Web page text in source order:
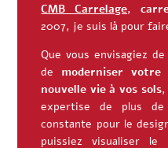
CMB Carrelage,
2007, je suis là pour
Que vous envisagiez
de moderniser votre
nouvelle vie à vos sols
expertise de plus
constante pour le
puissiez visualiser